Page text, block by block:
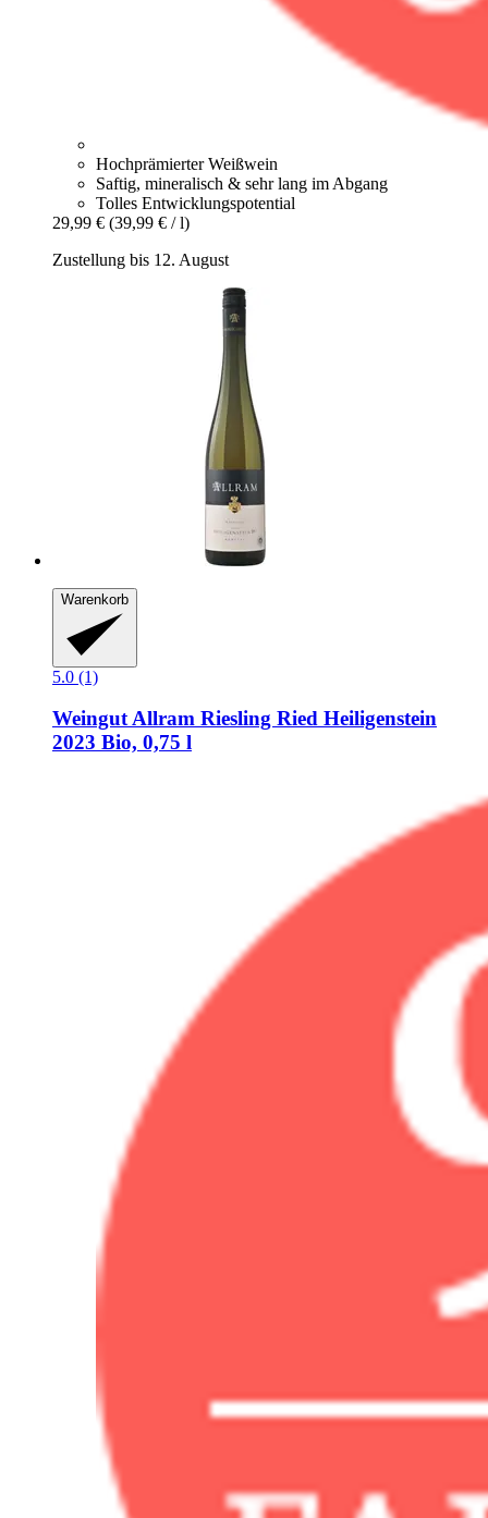
Hochprämierter Weißwein
Saftig, mineralisch & sehr lang im Abgang
Tolles Entwicklungspotential
29,99 € (39,99 € / l)
Zustellung bis 12. August
Warenkorb
5.0 (1)
Weingut Allram Riesling Ried Heiligenstein
2023 Bio, 0,75 l